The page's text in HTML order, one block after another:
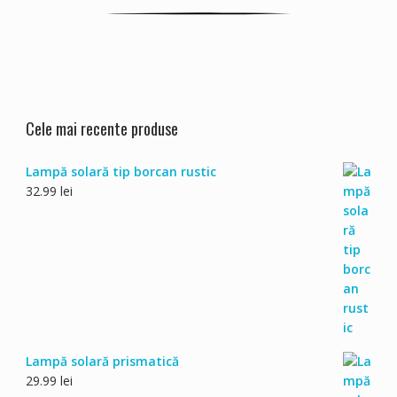
Cele mai recente produse
Lampă solară tip borcan rustic
32.99 lei
Lampă solară prismatică
29.99 lei